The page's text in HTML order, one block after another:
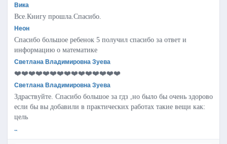
Вика
Все.Книгу прошла.Спасибо.
Неон
Спасибо большое ребенок 5 получил спасибо за ответ и
информацию о математике
Светлана Владимировна Зуева
❤️❤️❤️❤️❤️❤️❤️❤️❤️❤️❤️❤️❤️❤️❤️
Светлана Владимировна Зуева
Здраствуйте. Спасибо большое за гдз ,но было бы очень здорово
если бы вы добавили в практических работах такие вещи как:
цель
..